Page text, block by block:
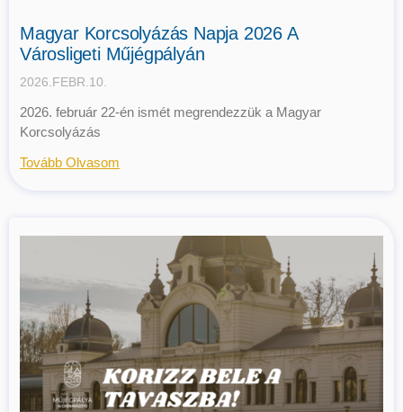
Magyar Korcsolyázás Napja 2026 A
Városligeti Műjégpályán
2026.FEBR.10.
2026. február 22-én ismét megrendezzük a Magyar
Korcsolyázás
Tovább Olvasom